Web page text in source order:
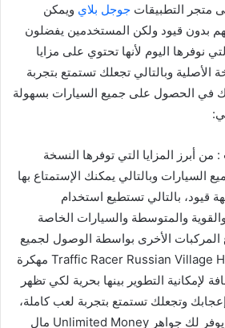
متجر التطبيقات جوجل بلاي ويمكن
بدون قيود ولكن المستخدمين يفضلون
نوفرها اليوم لأنها تحتوي على مزايا
الأصلية وبالتالي تجعلك تستمتع بتجربة
في الحصول على جميع السيارات بسهولة
: من أبرز المزايا التي توفرها النسخة
السيارات وبالتالي يمكنك الإستمتاع بها
قيود، بالتالي تستطيع استخدام
والمتوسطة والسيارات الخاصة
المركبات الأخرى بواسطة الوصول لجميع
المحتويات في Traffic Racer Russian Village Hack مهكرة
لإمكانية التطوير بينها بحرية لكي تظهر
وتجعلك تستمتع بتجربة لعب كاملة،
وهذا يعد تهكير رائع يوفر لك جواهر Unlimited Money مال